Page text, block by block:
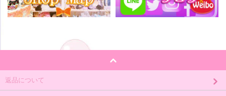
返品について